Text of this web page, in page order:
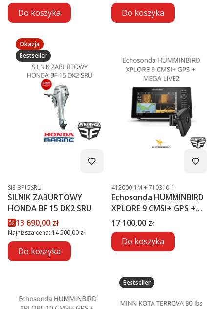
Do koszyka Do koszyka
Okazja
Bestseller
Kod produktu
SIS-BF15SRU
SILNIK ZABURTOWY
HONDA BF 15 DK2 SRU
Cena promocyjna
13 690,00 zł
Najniższa cena: 14 500,00 zł
Do koszyka
Kod produktu
412000-1M + 710310-1
Echosonda HUMMINBIRD
XPLORE 9 CMSI+ GPS +
MEGA LIVE2
Cena
17 100,00 zł
Do koszyka
Bestseller